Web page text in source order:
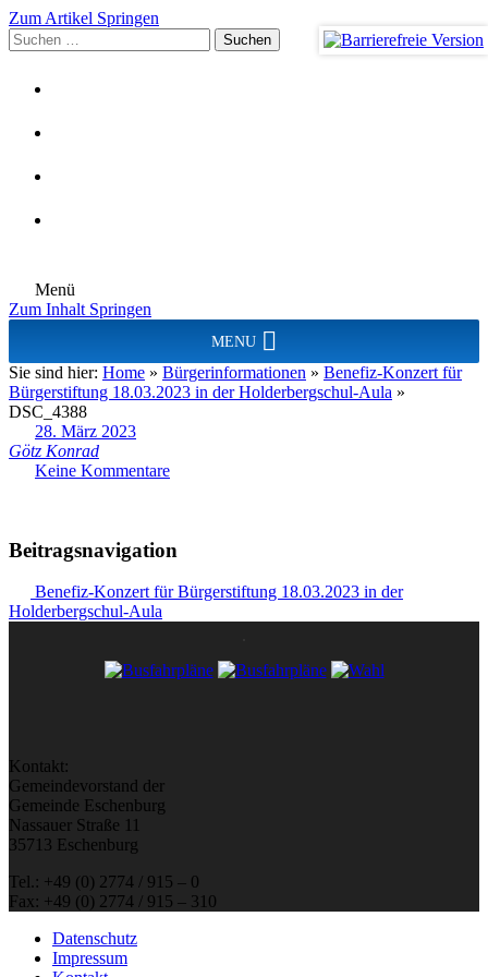
Zum Artikel Springen
Suchen
nach:
Menü
Zum Inhalt Springen
MENU
Sie sind hier: Home » Bürgerinformationen » Benefiz-Konzert für
Bürgerstiftung 18.03.2023 in der Holderbergschul-Aula »
DSC_4388
28. März 2023
Götz Konrad
Keine Kommentare
Beitragsnavigation
Benefiz-Konzert für Bürgerstiftung 18.03.2023 in der
Holderbergschul-Aula
Kontakt:
Gemeindevorstand der
Gemeinde Eschenburg
Nassauer Straße 11
35713 Eschenburg
Tel.: +49 (0) 2774 / 915 – 0
Fax: +49 (0) 2774 / 915 – 310
Datenschutz
Impressum